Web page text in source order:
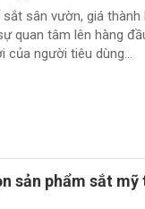
sắt sân vườn, giá
quan tâm lên hàng
người tiêu dùng...
sản phẩm sắt